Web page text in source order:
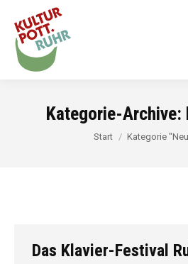
Kategorie-Archive:
Sie befinden sich
Start Kategorie
Das Klavier-Festival